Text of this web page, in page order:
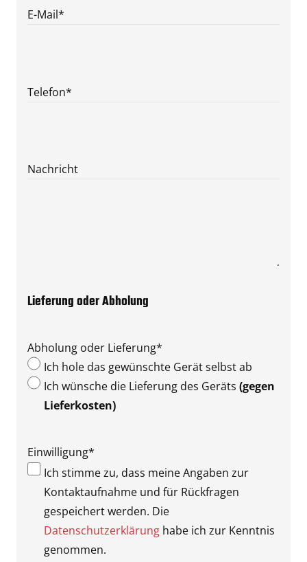
E-Mail*
Telefon*
Nachricht
Lieferung oder Abholung
Abholung oder Lieferung*
Ich hole das gewünschte Gerät selbst ab
Ich wünsche die Lieferung des Geräts (gegen
Lieferkosten)
Einwilligung*
Ich stimme zu, dass meine Angaben zur
Kontaktaufnahme und für Rückfragen
gespeichert werden. Die
Datenschutzerklärunghabe ich zur Kenntnis
genommen.